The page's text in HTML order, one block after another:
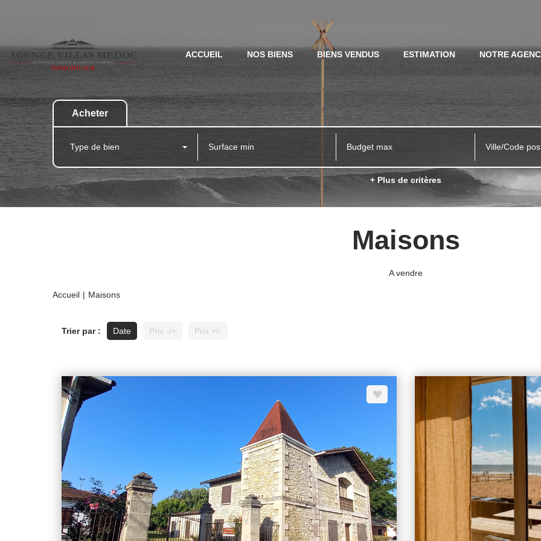
ACCUEIL NOS BIENS BIENS VENDUS ESTIMATION NOTRE
Acheter
Type de bien Ville/Code
+ Plus de critères
Maisons
A vendre
Accueil Maisons
Trier par : Date Prix -/+ Prix +/-